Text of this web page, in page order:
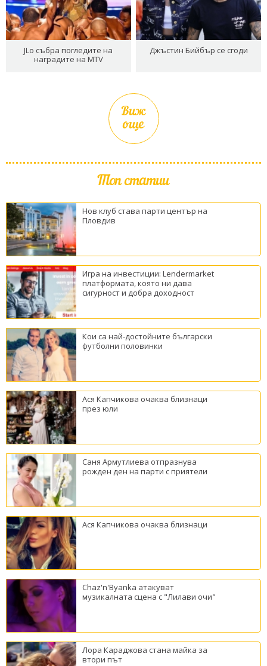
JLo събра погледите на
наградите на MTV
Джъстин Бийбър се сгоди
Виж
още
Топ статии
Нов клуб става парти център на
Пловдив
Игра на инвестиции: Lendermarket
платформата, която ни дава
сигурност и добра доходност
Кои са най-достойните български
футболни половинки
Ася Капчикова очаква близнаци
през юли
Саня Армутлиева отпразнува
рожден ден на парти с приятели
Ася Капчикова очаква близнаци
Chaz'n'Byanka атакуват
музикалната сцена с "Лилави очи"
Лора Караджова стана майка за
втори път